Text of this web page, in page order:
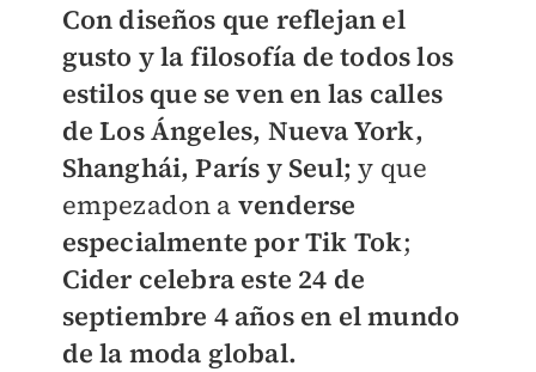
Con diseños que reflejan el
gusto y la filosofía de todos los
estilos que se ven en las calles
de Los Ángeles, Nueva York,
Shanghái, París y Seul; y que
empezadon a venderse
especialmente por Tik Tok;
Cider celebra este 24 de
septiembre 4 años en el mundo
de la moda global.